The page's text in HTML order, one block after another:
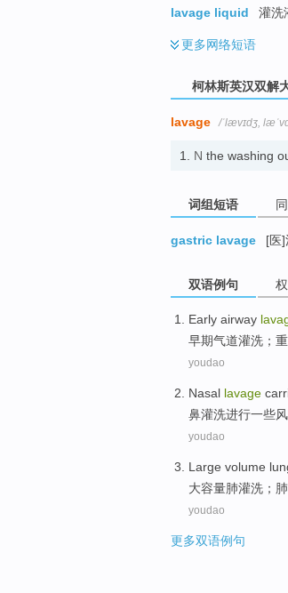
lavage liquid
灌洗
更多网络短语
柯林斯英汉双解
lavage /ˈlævɪdʒ,
1. N the washing
词组短语
gastric lavage [医]
双语例句
Early airway
早期气道灌洗 ；
youdao
Nasal lavage
鼻灌洗进行一些
youdao
Large volume
大容量肺灌洗 ；肺
youdao
更多双语例句